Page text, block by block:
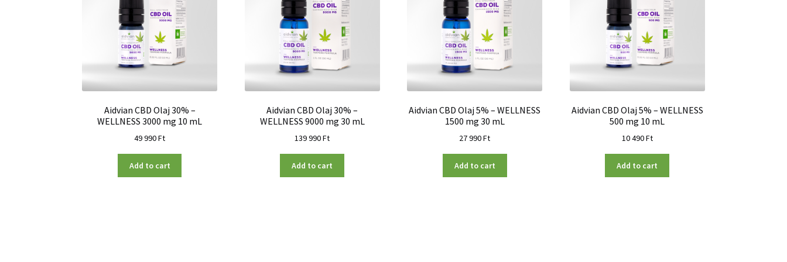
Aidvian CBD Olaj 30% –
WELLNESS 3000 mg 10 mL
49 990Ft
Add to cart
Aidvian CBD Olaj 30% –
WELLNESS 9000 mg 30 mL
139 990Ft
Add to cart
Aidvian CBD Olaj 5% – WELLNESS
1500 mg 30 mL
27 990Ft
Add to cart
Aidvian CBD Olaj 5% – WELLNESS
500 mg 10 mL
10 490Ft
Add to cart